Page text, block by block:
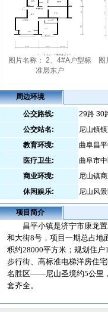
周边环境
公交路线:
29路 30
公交站名:
尼山镇
教育环境:
曲阜昌
医疗卫生:
曲阜市
商业环境:
尼山镇
休闲娱乐:
尼山风
项目简介
昌平小镇是济宁市康龙
和大街8号，项目一期总占地
积约28000平方米；规划住户
步行街、高标准电梯洋房住
名胜区——尼山圣境约5公里
套齐全。